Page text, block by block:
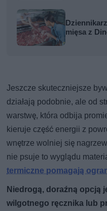
mięsa z
Jeszcze skuteczniejsze
działają podobnie, ale od
warstwę, która odbija
kieruje część energii z
wnętrze wolniej się
nie psuje to wyglądu
termiczne pomagają
Niedrogą, doraźną opcją
wilgotnego ręcznika lub